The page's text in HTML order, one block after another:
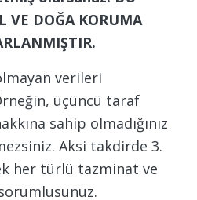
VE DOĞA KORUMA
verileri
üçüncü taraf
sahip olmadığınız
Aksi takdirde 3.
her türlü tazminat ve